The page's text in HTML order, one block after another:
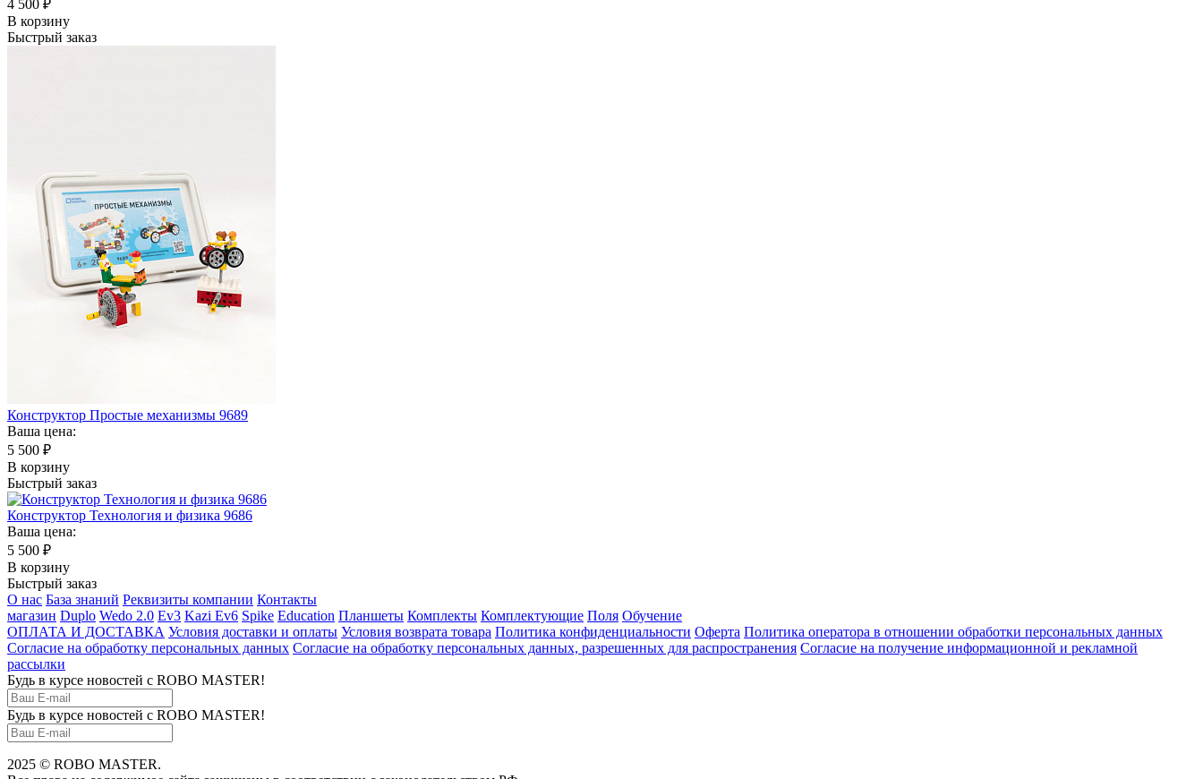
4 500 ₽
В корзину
Быстрый заказ
Конструктор Простые механизмы 9689
Ваша цена:
5 500 ₽
В корзину
Быстрый заказ
Конструктор Технология и физика 9686
Ваша цена:
5 500 ₽
В корзину
Быстрый заказ
О нас База знаний Реквизиты компании Контакты
магазин Duplo Wedo 2.0 Ev3 Kazi Ev6 Spike Education Планшеты Комплекты Комплектующие Поля Обучение
ОПЛАТА И ДОСТАВКА Условия доставки и оплаты Условия возврата товара Политика конфиденциальности Оферта Политика оператора в отношении обработки персональных данных
Согласие на обработку персональных данных Согласие на обработку персональных данных, разрешенных для распространения Согласие на получение информационной и рекламной
рассылки
Будь в курсе новостей с ROBO MASTER!
Будь в курсе новостей с ROBO MASTER!
2025 © ROBO MASTER.